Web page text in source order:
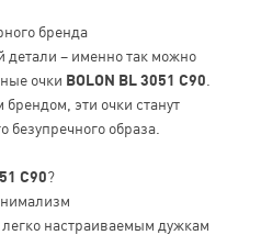
бренда
детали – именно так можно
очки BOLON BL 3051 C90
эти очки станут
образа.
C90?
настраиваемым дужкам